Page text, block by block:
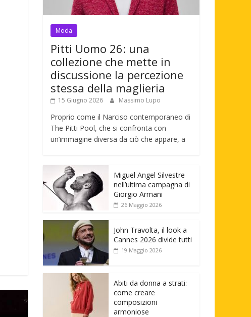
Moda
Pitti Uomo 26: una
collezione che mette in
discussione la percezione
stessa della maglieria
15 Giugno 2026 Massimo Lupo
Proprio come il Narciso contemporaneo di
The Pitti Pool, che si confronta con
un’immagine diversa da ciò che appare, a
Miguel Angel Silvestre
nell’ultima campagna di
Giorgio Armani
26 Maggio 2026
John Travolta, il look a
Cannes 2026 divide tutti
19 Maggio 2026
Abiti da donna a strati:
come creare
composizioni
armoniose